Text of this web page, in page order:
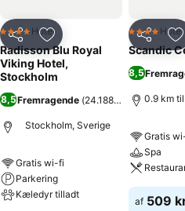
Del Føj til favoritter
4 StjernerHotel
Radisson Blu Royal
Viking Hotel,
Stockholm
8,5Fremragende (24.188 bedømmelser )
Stockholm, Sverige
Gratis wi-fi
Parkering
Kæledyr tilladt
Del
4 StjernerHotel
Scandic
8,5
0.9 km
Gratis
Spa
af 509